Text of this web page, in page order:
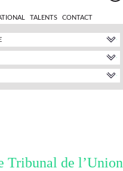
TALENTS CONTACT
Tribunal de l’Union